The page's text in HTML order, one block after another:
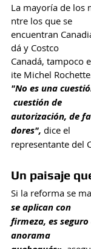
La mayoría de los
ntre los que se
encuentran
dá y Costco
Canadá, tampoco
ite Michel
"No es una
cuestión de
autorización, de
dores", dice el
representante del
Un paisaje
Si la reforma se
se aplican con
firmeza, es seguro
anorama